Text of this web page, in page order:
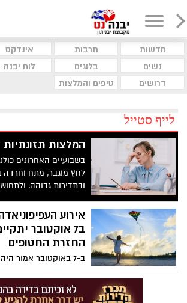
חדשות תרבות אינדקס
נשים
בלוגים לוח יבנה
דרושים
טיפים והמלצות
לייף סטייל
המלצות
בשבועיים האחרונים
לחץ מוגבר, מתח וחרדה
ובתדירות גבוהה,
משמעותית גם על הגוף
אירוע
ב7 אוקטובר
החזרת החטופים
ב-7 באוקטובר אמור
העפיפוניאדה בקיבוץ
מארגנעם מידי שנה
חברי קיבוץ כפר עזה